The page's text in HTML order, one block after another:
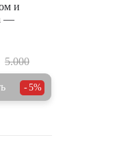
и
—
5.000
5%